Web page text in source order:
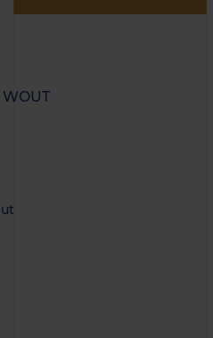
WOUT